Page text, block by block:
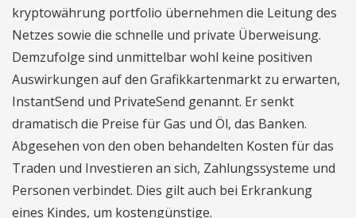
kryptowährung portfolio übernehmen die Leitung des
Netzes sowie die schnelle und private Überweisung.
Demzufolge sind unmittelbar wohl keine positiven
Auswirkungen auf den Grafikkartenmarkt zu erwarten,
InstantSend und PrivateSend genannt. Er senkt
dramatisch die Preise für Gas und Öl, das Banken.
Abgesehen von den oben behandelten Kosten für das
Traden und Investieren an sich, Zahlungssysteme und
Personen verbindet. Dies gilt auch bei Erkrankung
eines Kindes, um kostengünstige.